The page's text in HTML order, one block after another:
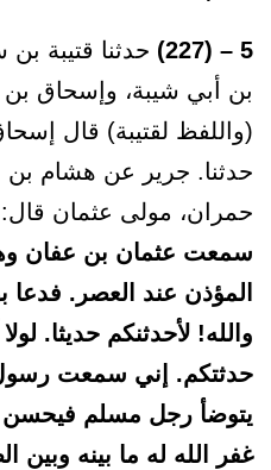
5 – (227)
حدثنا قتيبة
بن أبي شيبة، وإسحاق بن
(واللفظ لقتيبة) قال
حدثنا. جرير عن هشام بن
حمران، مولى عثمان قال:
سمعت عثمان بن عفان
المؤذن عند العصر.
والله! لأحدثنكم حديثا.
حدثتكم. إني سمعت
يتوضأ رجل مسلم فيحسن
غفر الله له ما بينه وبين